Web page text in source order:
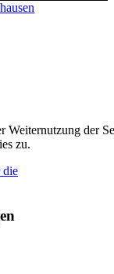
Weiternutzung der
zu.
die